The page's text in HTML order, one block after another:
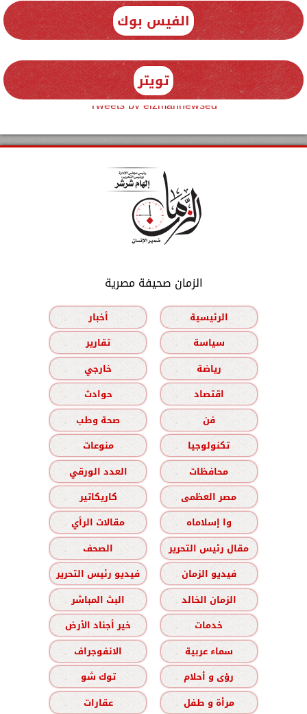
الفيس بوك
تويتر
Tweets by elzmannewseg
الزمان صحيفة مصرية
الرئيسية
أخبار
سياسة
تقارير
رياضة
خارجي
اقتصاد
حوادث
فن
صحة وطب
تكنولوجيا
منوعات
محافظات
العدد الورقي
مصر العظمى
كاريكاتير
وا إسلاماه
مقالات الرأي
مقال رئيس التحرير
الصحف
فيديو الزمان
فيديو رئيس التحرير
الزمان الخالد
البث المباشر
خدمات
خير أجناد الأرض
سماء عربية
الانفوجراف
رؤى و أحلام
توك شو
مرأة و طفل
عقارات